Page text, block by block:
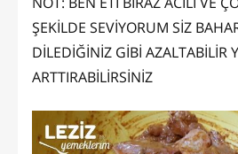
ŞEKİLDE SEVİYORUM SİZ
DİLEDİĞİNİZ GİBİ AZALTABİLİR
ARTTIRABİLİRSİNİZ